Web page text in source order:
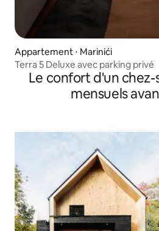
Appartement ⋅ Marinići
Terra 5 Deluxe avec parking privé
Le confort d'un
mensuels